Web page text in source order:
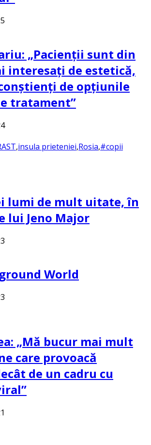
„Pacienții sunt din
interesați de estetică,
de opțiunile
tratament”
,insula prieteniei,Rosia,#copii
lumi de mult uitate, în
lui Jeno Major
World
„Mă bucur mai mult
care provoacă
de un cadru cu